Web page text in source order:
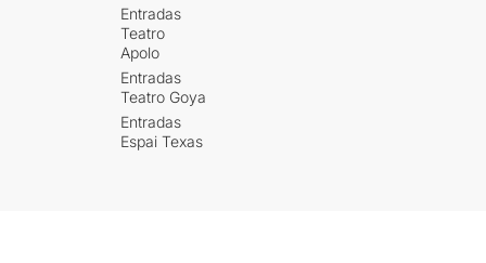
Entradas
Teatro
Apolo
Entradas
Teatro Goya
Entradas
Espai Texas